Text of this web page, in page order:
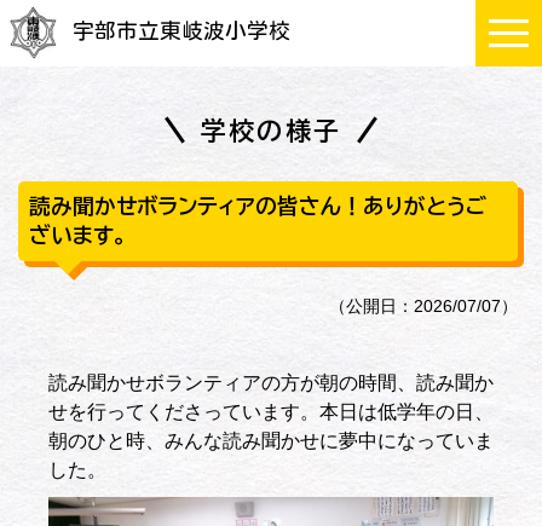
宇部市立東岐波小学校
学校の様子
読み聞かせボランティアの皆さん！ありがとうご
ざいます。
（公開日：2026/07/07）
読み聞かせボランティアの方が朝の時間、読み聞か
せを行ってくださっています。本日は低学年の日、
朝のひと時、みんな読み聞かせに夢中になっていま
した。